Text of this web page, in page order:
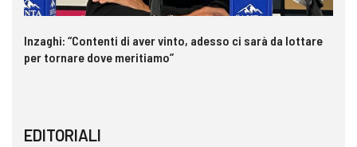
Inzaghi: “Contenti di aver vinto, adesso ci sarà da lottare
per tornare dove meritiamo”
EDITORIALI